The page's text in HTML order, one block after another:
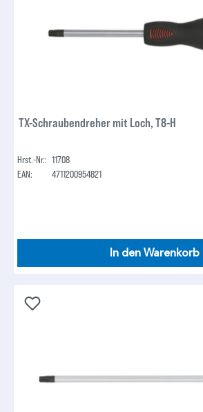
TX-Schraubendreher mit Loch, T8-H
Hrst.-Nr.: 11708
EAN:
4711200954821
In den Warenkorb